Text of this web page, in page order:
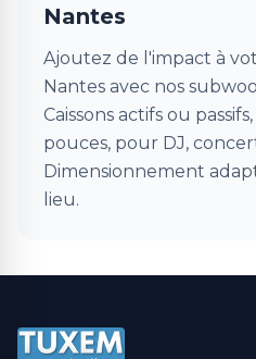
Nantes
Ajoutez de l'impact à
Nantes avec nos
Caissons actifs ou
pouces, pour DJ,
Dimensionnement
lieu.